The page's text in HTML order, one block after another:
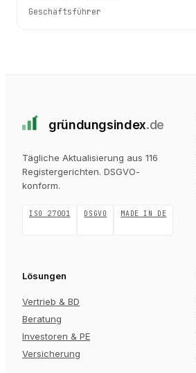
Geschäftsführer
gründungsindex.de
Tägliche Aktualisierung aus 116
Registergerichten. DSGVO-
konform.
ISO 27001 DSGVO MADE IN DE
Lösungen
Vertrieb & BD
Beratung
Investoren & PE
Versicherung